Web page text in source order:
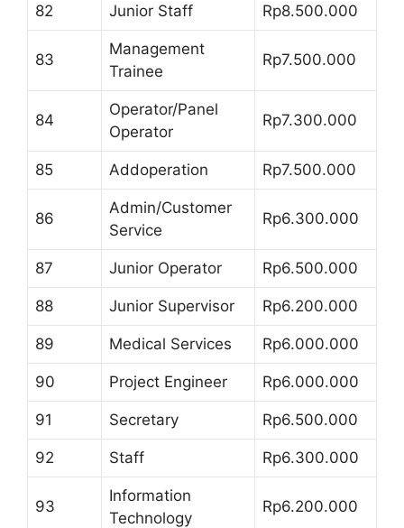
82 Junior Staff Rp8.500.000
83
Management
Trainee
Rp7.500.000
84
Operator/Panel
Operator
Rp7.300.000
85 Addoperation Rp7.500.000
86
Admin/Customer
Service
Rp6.300.000
87 Junior Operator Rp6.500.000
88 Junior Supervisor Rp6.200.000
89 Medical Services Rp6.000.000
90 Project Engineer Rp6.000.000
91 Secretary Rp6.500.000
92 Staff Rp6.300.000
93
Information
Technology
Rp6.200.000